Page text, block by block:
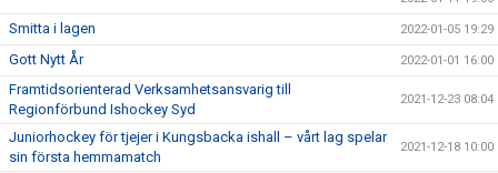
Smitta i lagen 2022-01-05 19:29
Gott Nytt År 2022-01-01 16:00
Framtidsorienterad Verksamhetsansvarig till
Regionförbund Ishockey Syd
2021-12-23 08:04
Juniorhockey för tjejer i Kungsbacka ishall – vårt lag spelar
sin första hemmamatch
2021-12-18 10:00